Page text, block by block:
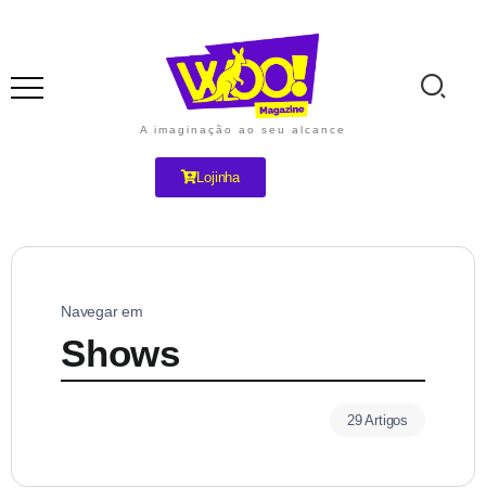
A imaginação ao seu alcance
Lojinha
Navegar em
Shows
29 Artigos